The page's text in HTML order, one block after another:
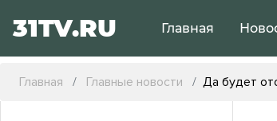
31TV.RU Главная
Главная Главные новости Да будет